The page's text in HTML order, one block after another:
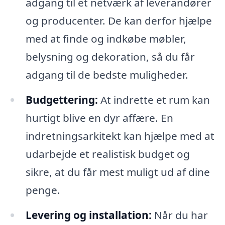
og producenter. De kan derfor hjælpe
med at finde og indkøbe møbler,
belysning og dekoration, så du får
adgang til de bedste muligheder.
Budgettering: At indrette et rum kan
hurtigt blive en dyr affære. En
indretningsarkitekt kan hjælpe med at
udarbejde et realistisk budget og
sikre, at du får mest muligt ud af dine
penge.
Levering og installation: Når du har